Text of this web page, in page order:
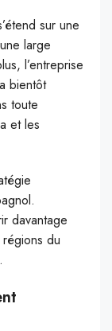
sur une
large
l’entreprise
bientôt
toute
et les
davantage
du